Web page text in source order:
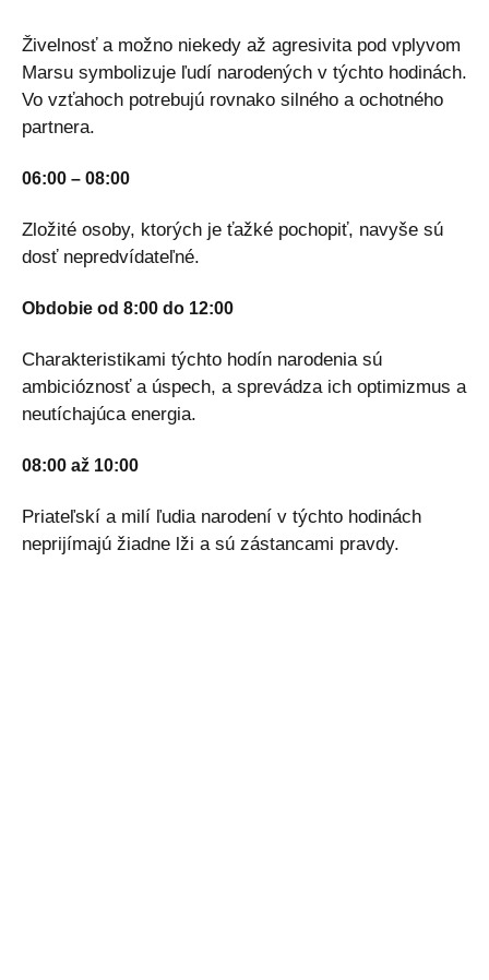
Živelnosť a možno niekedy až agresivita pod vplyvom
Marsu symbolizuje ľudí narodených v týchto hodinách.
Vo vzťahoch potrebujú rovnako silného a ochotného
partnera.
06:00 – 08:00
Zložité osoby, ktorých je ťažké pochopiť, navyše sú
dosť nepredvídateľné.
Obdobie od 8:00 do 12:00
Charakteristikami týchto hodín narodenia sú
ambicióznosť a úspech, a sprevádza ich optimizmus a
neutíchajúca energia.
08:00 až 10:00
Priateľskí a milí ľudia narodení v týchto hodinách
neprijímajú žiadne lži a sú zástancami pravdy.